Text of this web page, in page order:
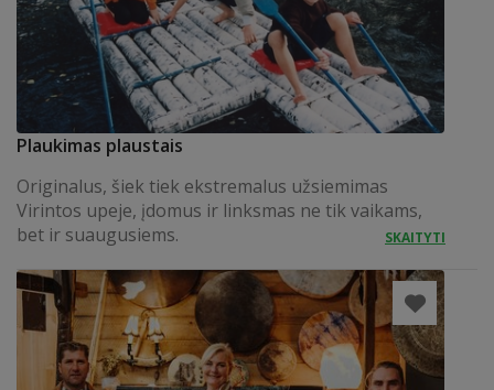
Plaukimas plaustais
Originalus, šiek tiek ekstremalus užsiemimas
Virintos upeje, įdomus ir linksmas ne tik vaikams,
bet ir suaugusiems.
SKAITYTI